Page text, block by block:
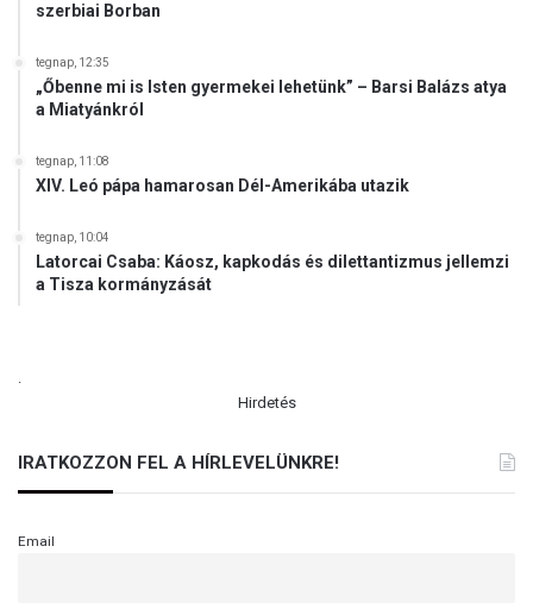
szerbiai Borban
tegnap, 12:35
„Őbenne mi is Isten gyermekei lehetünk” – Barsi Balázs atya
a Miatyánkról
tegnap, 11:08
XIV. Leó pápa hamarosan Dél-Amerikába utazik
tegnap, 10:04
Latorcai Csaba: Káosz, kapkodás és dilettantizmus jellemzi
a Tisza kormányzását
.
Hirdetés
IRATKOZZON FEL A HÍRLEVELÜNKRE!
Email